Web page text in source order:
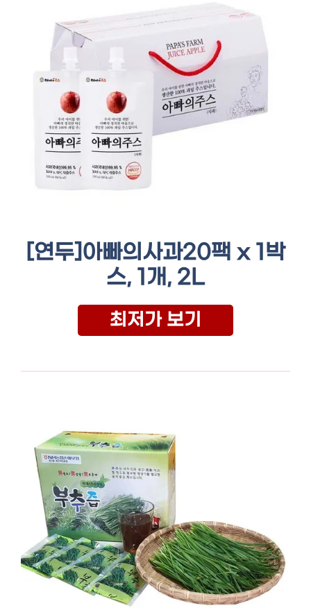
[연두]아빠의사과20팩 x 1박
스, 1개, 2L
최저가 보기